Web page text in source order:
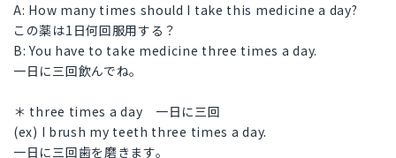
A: How many times should I take this medicine a day?
この薬は1日何回服用する？
B: You have to take medicine three times a day.
一日に三回飲んでね。
＊ three times a day 一日に三回
(ex) I brush my teeth three times a day.
一日に三回歯を磨きます。